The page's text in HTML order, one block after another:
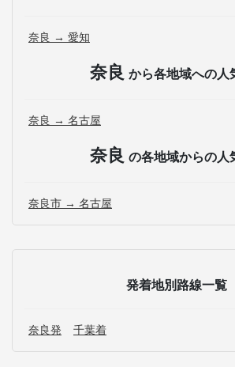
奈良 → 愛知
奈良 から各地域への人
奈良 → 名古屋
奈良 の各地域からの人
奈良市 → 名古屋
発着地別路線一覧
奈良発 千葉着